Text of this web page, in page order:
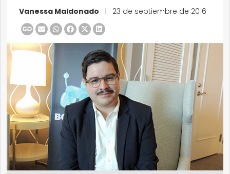
Vanessa Maldonado 23 de septiembre de 2016